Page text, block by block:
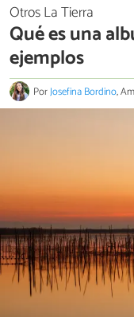
Otros La Tierra
Qué es una
ejemplos
PorJosefina Bordino,